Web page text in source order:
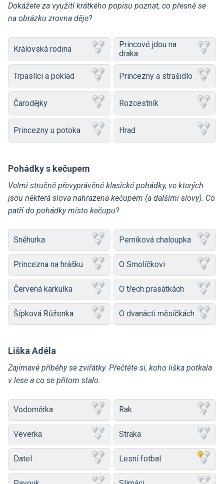
Dokážete za využití krátkého popisu poznat, co přesně se
na obrázku zrovna děje?
Královská rodina
Princové jdou na
draka
Trpaslíci a poklad Princezny a strašidlo
Čarodějky Rozcestník
Princezny u potoka Hrad
Pohádky s kečupem
Velmi stručně převyprávěné klasické pohádky, ve kterých
jsou některá slova nahrazena kečupem (a dalšími slovy). Co
patří do pohádky místo kečupu?
Sněhurka Perníková chaloupka
Princezna na hrášku O Smolíčkovi
Červená karkulka O třech prasátkách
Šípková Růženka O dvanácti měsíčkách
Liška Adéla
Zajímavé příběhy se zvířátky. Přečtěte si, koho liška potkala
v lese a co se přitom stalo.
Vodoměrka Rak
Veverka Straka
Datel Lesní fotbal